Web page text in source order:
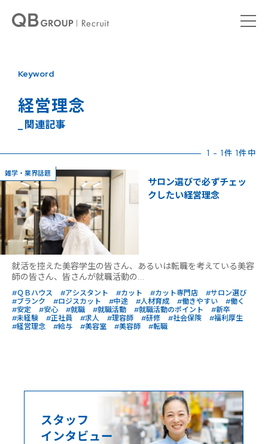
Keyword
経営理念
_ 関連記事
1 - 1件 1件中
雑学・業界話題
サロン選びで必ずチェッ
クしたい経営理念
就活を控えた美容学生の皆さん、あるいは転職を考えている美容
師の皆さん、皆さんが就職活動の...
#ＱＢハウス #アシスタント #カット #カット専門店
#サロン選び
#ブランク
#ロジスカット #中途 #人材育成 #働きやすい
#働く
#安定
#安心 #就職 #就職活動 #就職活動のポイント
#新卒
#未経験
#正社員 #求人 #理容師 #研修 #社会保険
#福利厚生
#経営理念
#給与 #美容室 #美容師 #転職